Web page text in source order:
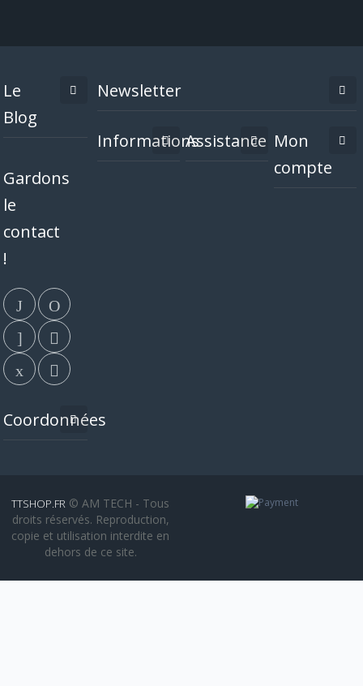
Le
Blog
Gardons
le
contact
!
Coordonnées
Newsletter
InformationsAssistance Mon
compte
TTSHOP.FR © AM TECH - Tous
droits réservés. Reproduction,
copie et utilisation interdite en
dehors de ce site.